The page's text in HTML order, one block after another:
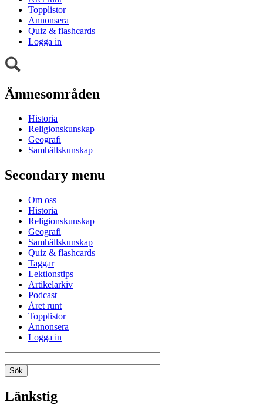
Topplistor
Annonsera
Quiz & flashcards
Logga in
Ämnesområden
Historia
Religionskunskap
Geografi
Samhällskunskap
Secondary menu
Om oss
Historia
Religionskunskap
Geografi
Samhällskunskap
Quiz & flashcards
Taggar
Lektionstips
Artikelarkiv
Podcast
Året runt
Topplistor
Annonsera
Logga in
Länkstig